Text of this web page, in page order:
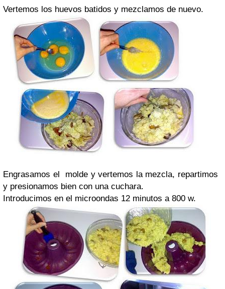
Vertemos los huevos batidos y mezclamos de nuevo.
Engrasamos el molde y vertemos la mezcla, repartimos
y presionamos bien con una cuchara.
Introducimos en el microondas 12 minutos a 800 w.